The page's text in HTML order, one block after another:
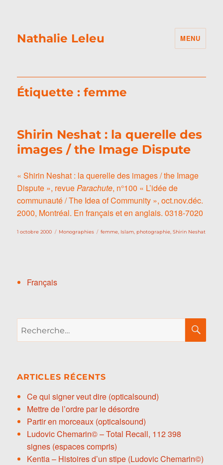
Nathalie Leleu MENU
Étiquette :femme
Shirin Neshat : la querelle des
images / the Image Dispute
« Shirin Neshat : la querelle des images / the Image
Dispute », revueParachute, n°100 « L’idée de
communauté / The Idea of Community », oct.nov.déc.
2000, Montréal. En français et en anglais. 0318-7020
Publié
1 octobre 2000 Catégories
Monographies Étiquettes
femme Islam photographie ,Shirin Neshat
Français
pour :
ARTICLES RÉCENTS
Ce qui signer veut dire (opticalsound)
Mettre de l’ordre par le désordre
Partir en morceaux (opticalsound)
Ludovic Chemarin© – Total Recall, 112 398
signes (espaces compris)
Kentia – Histoires d’un stipe (Ludovic Chemarin©)